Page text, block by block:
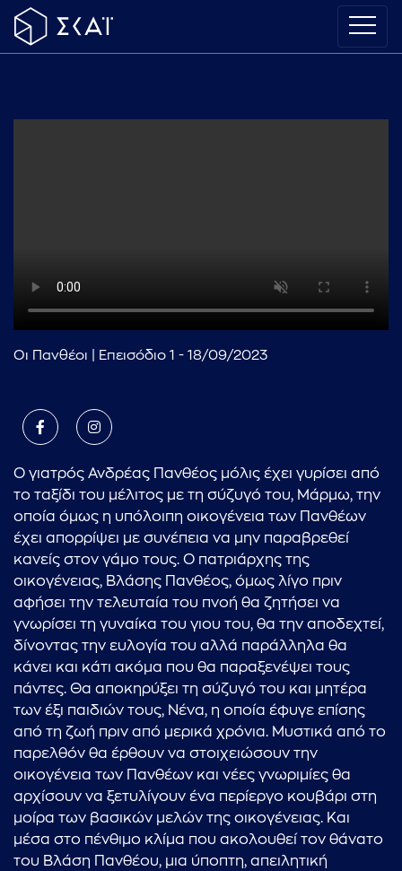
Οι Πανθέοι | Επεισόδιο 1 - 18/09/2023
Ο γιατρός Ανδρέας Πανθέος μόλις έχει γυρίσει από
το ταξίδι του μέλιτος με τη σύζυγό του, Μάρμω, την
οποία όμως η υπόλοιπη οικογένεια των Πανθέων
έχει απορρίψει με συνέπεια να μην παραβρεθεί
κανείς στον γάμο τους. Ο πατριάρχης της
οικογένειας, Βλάσης Πανθέος, όμως λίγο πριν
αφήσει την τελευταία του πνοή θα ζητήσει να
γνωρίσει τη γυναίκα του γιου του, θα την αποδεχτεί,
δίνοντας την ευλογία του αλλά παράλληλα θα
κάνει και κάτι ακόμα που θα παραξενέψει τους
πάντες. Θα αποκηρύξει τη σύζυγό του και μητέρα
των έξι παιδιών τους, Νένα, η οποία έφυγε επίσης
από τη ζωή πριν από μερικά χρόνια. Μυστικά από το
παρελθόν θα έρθουν να στοιχειώσουν την
οικογένεια των Πανθέων και νέες γνωριμίες θα
αρχίσουν να ξετυλίγουν ένα περίεργο κουβάρι στη
μοίρα των βασικών μελών της οικογένειας. Και
μέσα στο πένθιμο κλίμα που ακολουθεί τον θάνατο
του Βλάση Πανθέου, μια ύποπτη, απειλητική